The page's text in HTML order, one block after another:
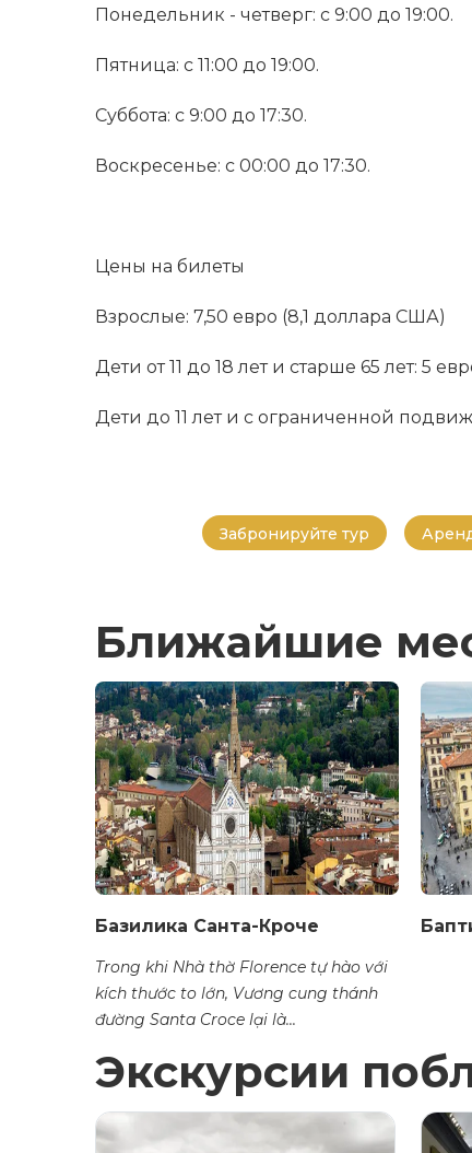
Понедельник - четверг: с 9:00 до 19:00.
Пятница: с 11:00 до 19:00.
Суббота: с 9:00 до 17:30.
Воскресенье: с 00:00 до 17:30.
Цены на билеты
Взрослые: 7,50 евро (8,1 доллара США)
Дети от 11 до 18 лет и старше 65 лет: 5
Дети до 11 лет и с ограниченной
Забронируйте тур
Ближайшие
Базилика Санта-Кроче
Trong khi Nhà thờ Florence tự hào với
kích thước to lớn, Vương cung thánh
đường Santa Croce lại là...
Экскурсии